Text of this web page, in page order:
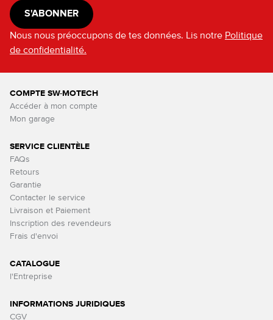
S'ABONNER
Nous nous préoccupons de tes données. Lis notre Politique
de confidentialité.
COMPTE SW-MOTECH
Accéder à mon compte
Mon garage
SERVICE CLIENTÈLE
FAQs
Retours
Garantie
Contacter le service
Livraison et Paiement
Inscription des revendeurs
Frais d'envoi
CATALOGUE
l'Entreprise
INFORMATIONS JURIDIQUES
CGV